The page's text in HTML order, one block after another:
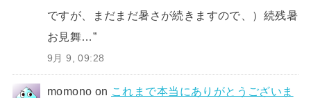
ですが、まだまだ暑さが続きますので、）続残暑
お見舞…”
9月 9, 09:28
momono on これまで本当にありがとうございま